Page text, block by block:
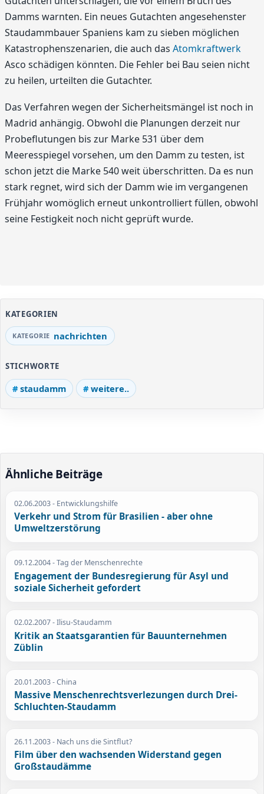
Damms warnten. Ein neues Gutachten angesehenster
Staudammbauer Spaniens kam zu sieben möglichen
Katastrophenszenarien, die auch das Atomkraftwerk
Asco schädigen könnten. Die Fehler bei Bau seien nicht
zu heilen, urteilten die Gutachter.
Das Verfahren wegen der Sicherheitsmängel ist noch in
Madrid anhängig. Obwohl die Planungen derzeit nur
Probeflutungen bis zur Marke 531 über dem
Meeresspiegel vorsehen, um den Damm zu testen, ist
schon jetzt die Marke 540 weit überschritten. Da es nun
stark regnet, wird sich der Damm wie im vergangenen
Frühjahr womöglich erneut unkontrolliert füllen, obwohl
seine Festigkeit noch nicht geprüft wurde.
KATEGORIEN
nachrichten
STICHWORTE
staudamm weitere..
Ähnliche Beiträge
02.06.2003- Entwicklungshilfe
Verkehr und Strom für Brasilien - aber ohne
Umweltzerstörung
09.12.2004- Tag der Menschenrechte
Engagement der Bundesregierung für Asyl und
soziale Sicherheit gefordert
02.02.2007- Ilisu-Staudamm
Kritik an Staatsgarantien für Bauunternehmen
Züblin
20.01.2003- China
Massive Menschenrechtsverlezungen durch Drei-
Schluchten-Staudamm
26.11.2003- Nach uns die Sintflut?
Film über den wachsenden Widerstand gegen
Großstaudämme